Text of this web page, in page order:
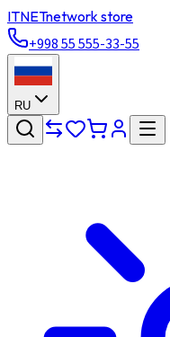
ITNETnetwork store
+998 55 555-33-55
RU